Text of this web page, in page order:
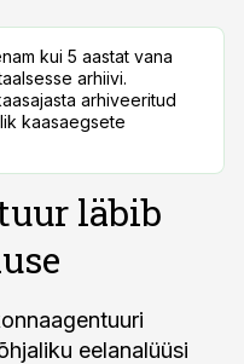
kui 5 aastat vana
arhiivi.
arhiveeritud
kaasaegsete
läbib
eelanalüüsi